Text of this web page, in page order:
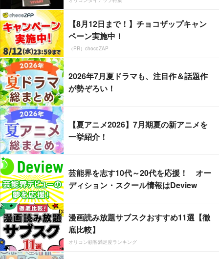
【8月12日まで！】チョコザップキャン
ペーン実施中！
（PR）chocoZAP
2026年7月夏ドラマも、注目作＆話題作
が勢ぞろい！
【夏アニメ2026】7月期夏の新アニメを
一挙紹介！
芸能界を志す10代～20代を応援！ オー
ディション・スクール情報はDeview
漫画読み放題サブスクおすすめ11選【徹
底比較】
オリコン顧客満足度ランキング